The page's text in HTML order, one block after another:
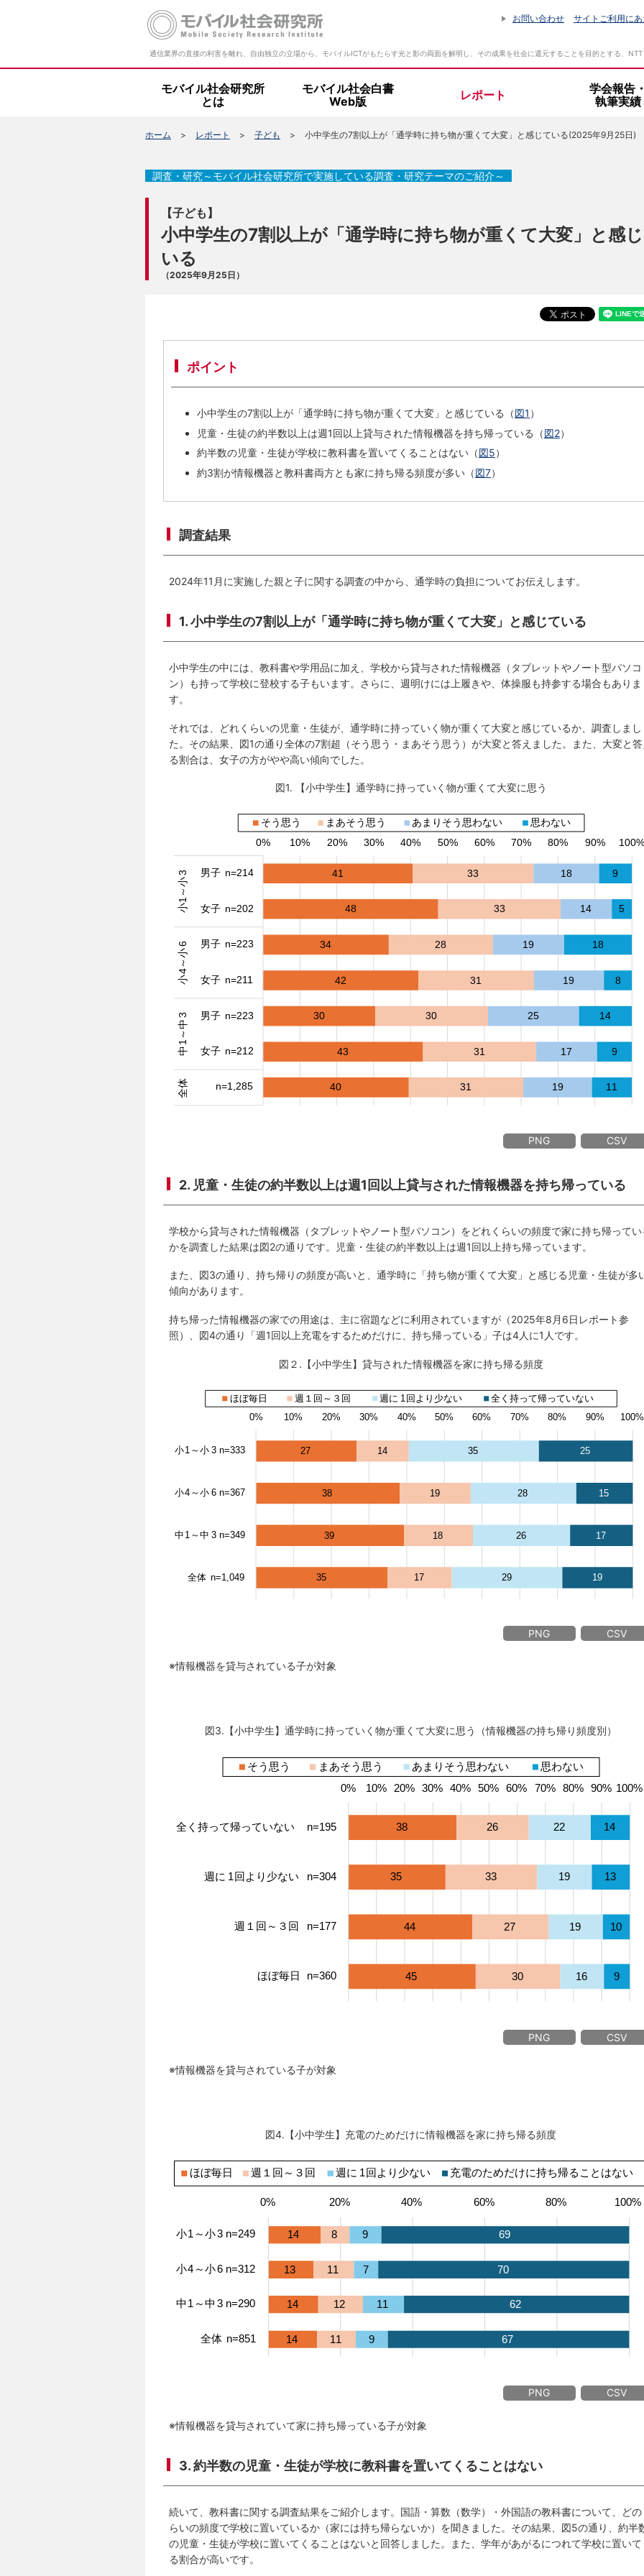
お問い合わせ サイトご利用に
通信業界の直接の利害を離れ、自由独立の立場から、モバイルICTがもたらす光と影の両面を解明し、その成果を社会に還元することを目的とする、
モバイル社会研究所
とは
所長挨拶
モバイル社会白書
Web版
レポート
学会報告
執筆実績
ホーム レポート 子ども 小中学生の7割以上が「通学時に持ち物が重くて大変」と感じている(2025年9月25日)
【子ども】
小中学生の7割以上が「通学時に持ち物が重くて大変」と感
いる
（2025年9月25日）
調査・研究～モバイル社会研究所で実施している調査・研究テーマのご紹介～
ポイント
小中学生の7割以上が「通学時に持ち物が重くて大変」と感じている（図1 ）
児童・生徒の約半数以上は週1回以上貸与された情報機器を持ち帰っている（図2）
約半数の児童・生徒が学校に教科書を置いてくることはない（図5）
約3割が情報機器と教科書両方とも家に持ち帰る頻度が多い（図7）
調査結果
2024年11月に実施した親と子に関する調査の中から、通学時の負担についてお伝えします。
1. 小中学生の7割以上が「通学時に持ち物が重くて大変」と感じている
小中学生の中には、教科書や学用品に加え、学校から貸与された情報機器（タブレットやノート型パソコ
ン）も持って学校に登校する子もいます。さらに、週明けには上履きや、体操服も持参する場合もありま
す。
それでは、どれくらいの児童・生徒が、通学時に持っていく物が重くて大変と感じているか、調査しまし
た。その結果、図1の通り全体の7割超（そう思う・まあそう思う）が大変と答えました。また、大変と
る割合は、女子の方がやや高い傾向でした。
図1. 【小中学生】通学時に持っていく物が重くて大変に思う
PNG CSV
2. 児童・生徒の約半数以上は週1回以上貸与された情報機器を持ち帰っている
学校から貸与された情報機器（タブレットやノート型パソコン）をどれくらいの頻度で家に持ち帰ってい
かを調査した結果は図2の通りです。児童・生徒の約半数以上は週1回以上持ち帰っています。
また、図3の通り、持ち帰りの頻度が高いと、通学時に「持ち物が重くて大変」と感じる児童・生徒が多
傾向があります。
持ち帰った情報機器の家での用途は、主に宿題などに利用されていますが（2025年8月6日レポート参
照）、図4の通り「週1回以上充電をするためだけに、持ち帰っている」子は4人に1人です。
図２.【小中学生】貸与された情報機器を家に持ち帰る頻度
PNG CSV
※情報機器を貸与されている子が対象
図3.【小中学生】通学時に持っていく物が重くて大変に思う（情報機器の持ち帰り頻度別）
PNG CSV
※情報機器を貸与されている子が対象
図4.【小中学生】充電のためだけに情報機器を家に持ち帰る頻度
PNG CSV
※情報機器を貸与されていて家に持ち帰っている子が対象
3. 約半数の児童・生徒が学校に教科書を置いてくることはない
続いて、教科書に関する調査結果をご紹介します。国語・算数（数学）・外国語の教科書について、どの
らいの頻度で学校に置いているか（家には持ち帰らないか）を聞きました。その結果、図5の通り、約半
の児童・生徒が学校に置いてくることはないと回答しました。また、学年があがるにつれて学校に置いて
る割合が高いです。